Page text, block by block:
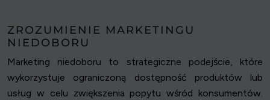
ZROZUMIENIE MARKETINGU
NIEDOBORU
Marketing niedoboru to strategiczne podejście, które
wykorzystuje ograniczoną dostępność produktów lub
usług w celu zwiększenia popytu wśród konsumentów.